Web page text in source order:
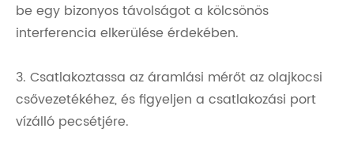
be egy bizonyos távolságot a kölcsönös
interferencia elkerülése érdekében.
3. Csatlakoztassa az áramlási mérőt az olajkocsi
csővezetékéhez, és figyeljen a csatlakozási port
vízálló pecsétjére.